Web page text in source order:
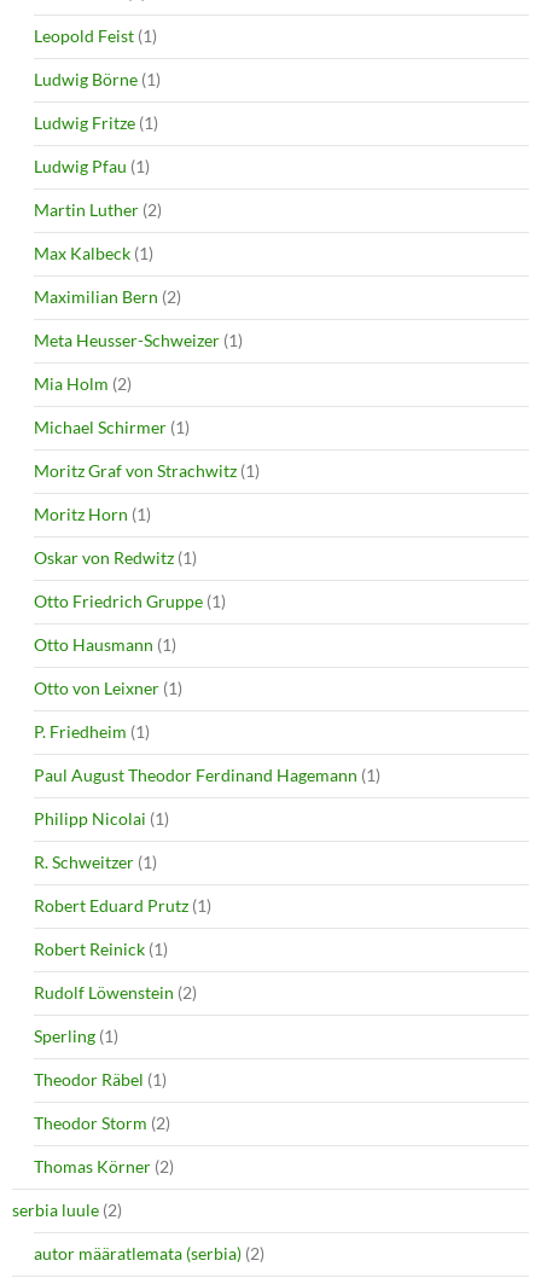
Leopold Feist (1)
Ludwig Börne (1)
Ludwig Fritze (1)
Ludwig Pfau (1)
Martin Luther (2)
Max Kalbeck (1)
Maximilian Bern (2)
Meta Heusser-Schweizer (1)
Mia Holm (2)
Michael Schirmer (1)
Moritz Graf von Strachwitz (1)
Moritz Horn (1)
Oskar von Redwitz (1)
Otto Friedrich Gruppe (1)
Otto Hausmann (1)
Otto von Leixner (1)
P. Friedheim (1)
Paul August Theodor Ferdinand Hagemann (1)
Philipp Nicolai (1)
R. Schweitzer (1)
Robert Eduard Prutz (1)
Robert Reinick (1)
Rudolf Löwenstein (2)
Sperling (1)
Theodor Räbel (1)
Theodor Storm (2)
Thomas Körner (2)
serbia luule (2)
autor määratlemata (serbia) (2)